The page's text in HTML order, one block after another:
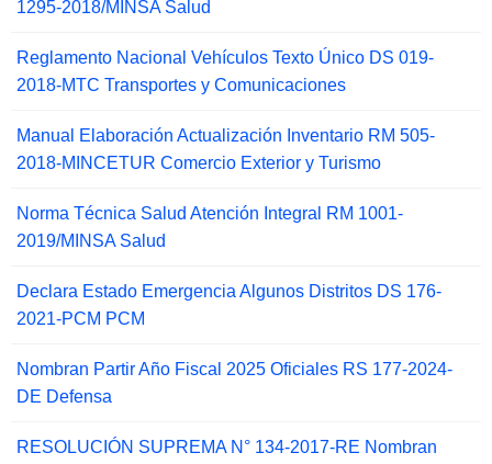
1295-2018/MINSA Salud
Reglamento Nacional Vehículos Texto Único DS 019-
2018-MTC Transportes y Comunicaciones
Manual Elaboración Actualización Inventario RM 505-
2018-MINCETUR Comercio Exterior y Turismo
Norma Técnica Salud Atención Integral RM 1001-
2019/MINSA Salud
Declara Estado Emergencia Algunos Distritos DS 176-
2021-PCM PCM
Nombran Partir Año Fiscal 2025 Oficiales RS 177-2024-
DE Defensa
RESOLUCIÓN SUPREMA N° 134-2017-RE Nombran